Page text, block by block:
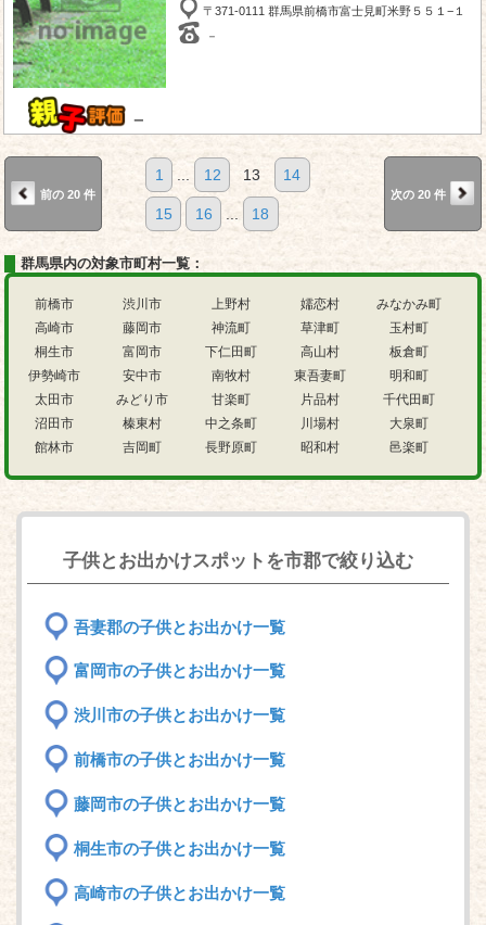
－
〒371-0111 群馬県前橋市富士見町米野５５１−１
－
前の 20 件
1 12 13 14
15 16 18
次の 20 件
群馬県内の対象市町村一覧：
前橋市
高崎市
桐生市
伊勢崎市
太田市
沼田市
館林市
渋川市
藤岡市
富岡市
安中市
みどり市
榛東村
吉岡町
上野村
神流町
下仁田町
南牧村
甘楽町
中之条町
長野原町
嬬恋村
草津町
高山村
東吾妻町
片品村
川場村
昭和村
みなかみ町
玉村町
板倉町
明和町
千代田町
大泉町
邑楽町
子供とお出かけスポットを市郡で絞り込む
吾妻郡の子供とお出かけ一覧
富岡市の子供とお出かけ一覧
渋川市の子供とお出かけ一覧
前橋市の子供とお出かけ一覧
藤岡市の子供とお出かけ一覧
桐生市の子供とお出かけ一覧
高崎市の子供とお出かけ一覧